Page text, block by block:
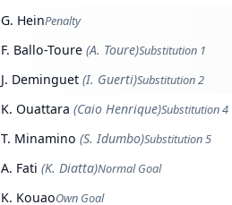
G. HeinPenalty
F. Ballo-Toure (A. Toure)Substitution 1
J. Deminguet (I. Guerti)Substitution 2
K. Ouattara (Caio Henrique)Substitution 4
T. Minamino (S. Idumbo)Substitution 5
A. Fati (K. Diatta)Normal Goal
K. KouaoOwn Goal